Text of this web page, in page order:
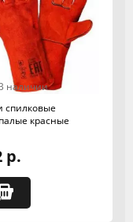
наличии
спилковые
красные
р.